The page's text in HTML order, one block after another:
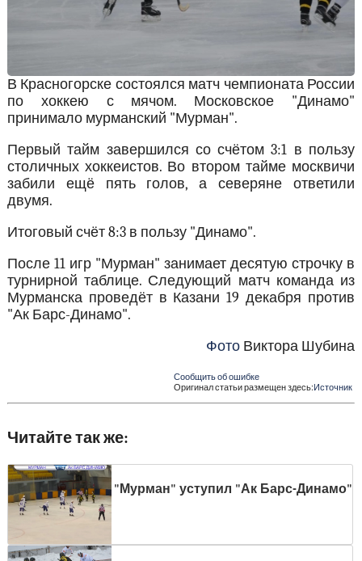
В Красногорске состоялся матч чемпионата России
по хоккею с мячом. Московское "Динамо"
принимало мурманский "Мурман".
Первый тайм завершился со счётом 3:1 в пользу
столичных хоккеистов. Во втором тайме москвичи
забили ещё пять голов, а северяне ответили
двумя.
Итоговый счёт 8:3 в пользу "Динамо".
После 11 игр "Мурман" занимает десятую строчку в
турнирной таблице. Следующий матч команда из
Мурманска проведёт в Казани 19 декабря против
"Ак Барс-Динамо".
Фото Виктора Шубина
Сообщить об ошибке
Оригинал статьи размещен здесь:Источник
Читайте так же:
"Мурман" уступил "Ак Барс-Динамо"